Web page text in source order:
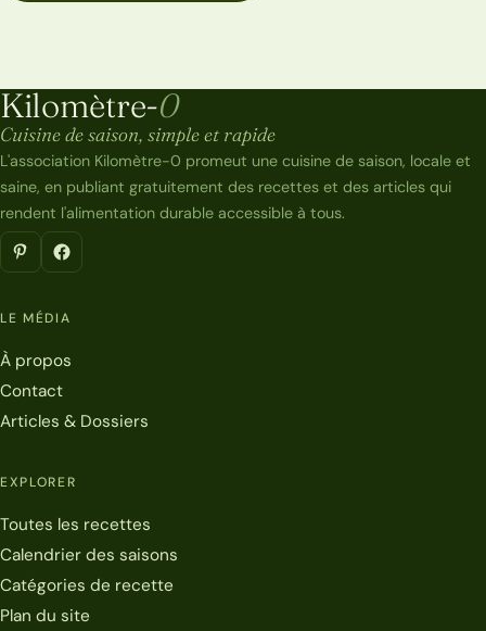
Kilomètre-0
Kilomètre-0
Cuisine de saison, simple et rapide
L'association Kilomètre-0 promeut une cuisine de saison, locale et
saine, en publiant gratuitement des recettes et des articles qui
rendent l'alimentation durable accessible à tous.
LE MÉDIA
À propos
Contact
Articles & Dossiers
EXPLORER
Toutes les recettes
Calendrier des saisons
Catégories de recette
Plan du site